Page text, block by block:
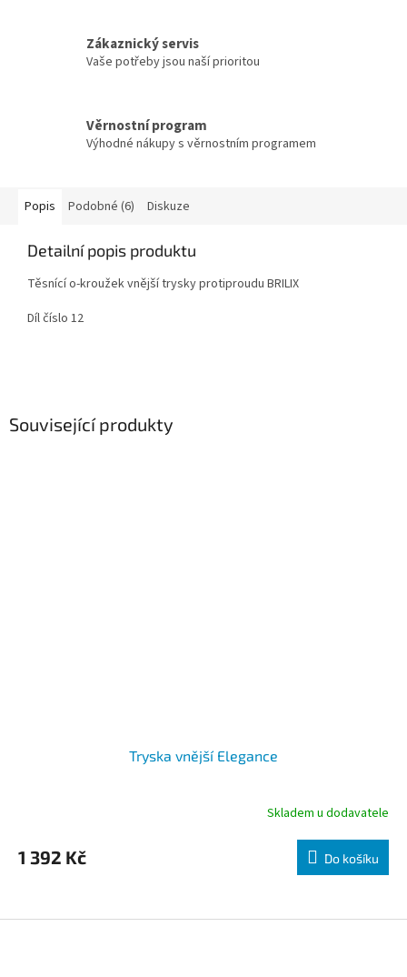
Zákaznický servis
Vaše potřeby jsou naší prioritou
Věrnostní program
Výhodné nákupy s věrnostním programem
Popis Podobné (6) Diskuze
Detailní popis produktu
Těsnící o-kroužek vnější trysky protiproudu BRILIX
Díl číslo 12
Související produkty
Tryska vnější Elegance
Skladem u dodavatele
1 392 Kč Do košíku